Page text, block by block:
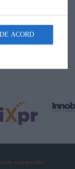
categoriile
ACORD